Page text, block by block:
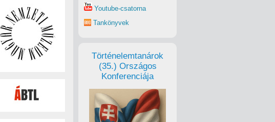
Youtube-csatorna
Tankönyvek
Történelemtanárok
(35.) Országos
Konferenciája